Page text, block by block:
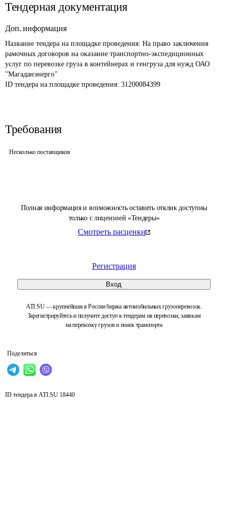
Полная информация и возможность оставить отклик доступны
только с лицензией «Тендеры»
Смотреть расценки
Регистрация
Вход
ATI.SU — крупнейшая в России биржа автомобильных грузоперевозок.
Зарегистрируйтесь и получите доступ к тендерам на перевозки, заявкам
на перевозку грузов и поиск транспорта
Поделиться
Тендерная документация
Доп. информация
Название тендера на площадке проведения: На право заключения
рамочных договоров на оказание транспортно-экспедиционных
услуг по перевозке груза в контейнерах и генгруза для нужд ОАО
"Магаданэнерго"
ID тендера на площадке проведения: 31200084399
Требования
Несколько поставщиков
ID тендера в ATI.SU 18440